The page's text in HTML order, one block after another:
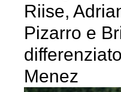
Riise,
Pizarro e
Menez